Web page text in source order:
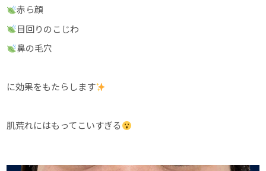
赤ら顔
目回りのこじわ
鼻の毛穴
に効果をもたらします
肌荒れにはもってこいすぎる